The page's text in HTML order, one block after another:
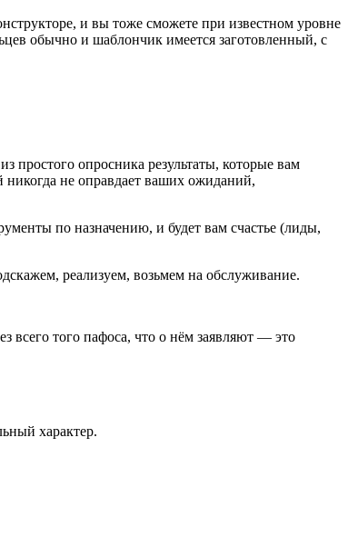
и вы тоже сможете при известном уровне
обычно и шаблончик имеется заготовленный, с
простого опросника результаты, которые вам
не оправдает ваших ожиданий,
по назначению, и будет вам счастье (лиды,
реализуем, возьмем на обслуживание.
всего того пафоса, что о нём заявляют — это
характер.